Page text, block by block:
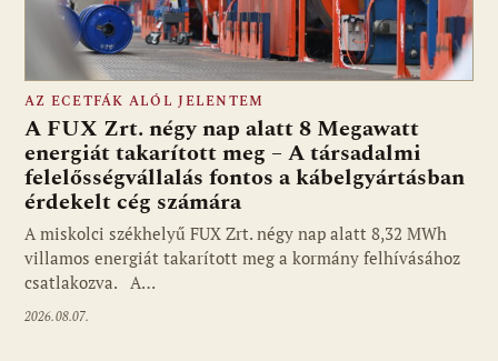
AZ ECETFÁK ALÓL JELENTEM
A FUX Zrt. négy nap alatt 8 Megawatt
energiát takarított meg – A társadalmi
felelősségvállalás fontos a kábelgyártásban
érdekelt cég számára
A miskolci székhelyű FUX Zrt. négy nap alatt 8,32 MWh
villamos energiát takarított meg a kormány felhívásához
csatlakozva. A…
2026.08.07.